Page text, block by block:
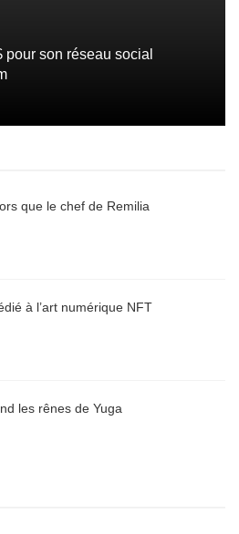
son réseau social
que le chef de Remilia
à l’art numérique NFT
les rênes de Yuga